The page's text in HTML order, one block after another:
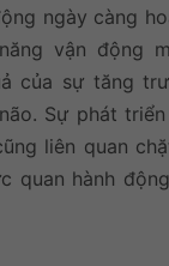
ngày càng
vận động
của sự tăng
Sự phát
liên quan
quan hành